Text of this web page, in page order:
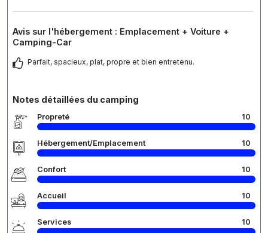
Avis sur l'hébergement : Emplacement + Voiture +
Camping-Car
Parfait, spacieux, plat, propre et bien entretenu.
Notes détaillées du camping
Propreté 10
Hébergement/Emplacement 10
Confort 10
Accueil 10
Services 10